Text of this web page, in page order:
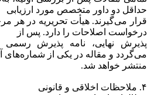
دو داور متخصص مورد ارزیابی
می‌گیرند. هیأت تحریریه در هر
اصلاحات را دارد. پس از
نهایی، نامه پذیرش رسمی
و مقاله در یکی از شماره‌های
خواهد شد.